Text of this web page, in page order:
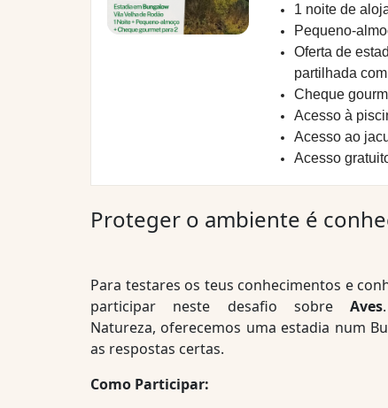
1 noite de
Pequeno-
Oferta de
partilhada
Cheque
Acesso à
Acesso ao
Acesso
Proteger o ambiente é
Para testares os teus conhecimentos e
participar neste desafio sobreAves
Natureza, oferecemos uma estadia num
as respostas certas.
Como Participar: